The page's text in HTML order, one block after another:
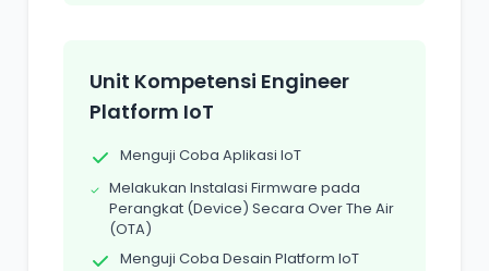
Unit Kompetensi Engineer
Platform IoT
Menguji Coba Aplikasi IoT
Melakukan Instalasi Firmware pada
Perangkat (Device) Secara Over The Air
(OTA)
Menguji Coba Desain Platform IoT